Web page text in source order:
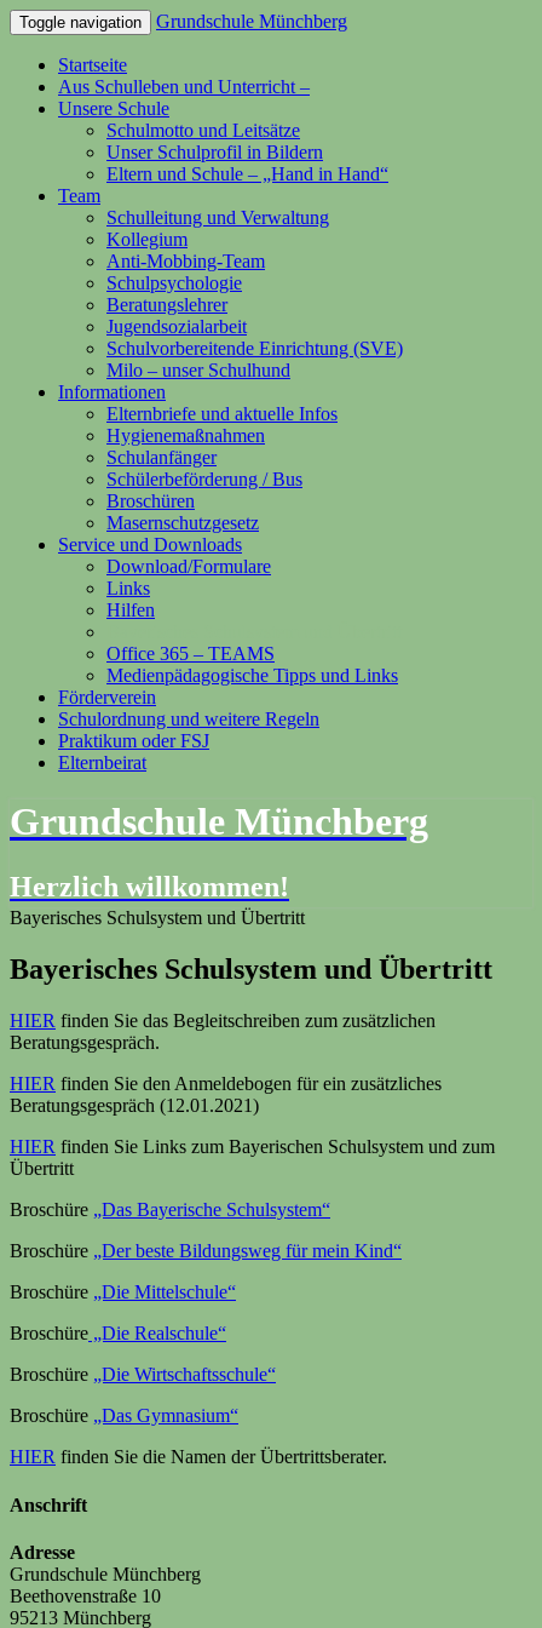
Toggle navigation Grundschule Münchberg
Startseite
Aus Schulleben und Unterricht –
Unsere Schule
Schulmotto und Leitsätze
Unser Schulprofil in Bildern
Eltern und Schule – „Hand in Hand“
Team
Schulleitung und Verwaltung
Kollegium
Anti-Mobbing-Team
Schulpsychologie
Beratungslehrer
Jugendsozialarbeit
Schulvorbereitende Einrichtung (SVE)
Milo – unser Schulhund
Informationen
Elternbriefe und aktuelle Infos
Hygienemaßnahmen
Schulanfänger
Schülerbeförderung / Bus
Broschüren
Masernschutzgesetz
Service und Downloads
Download/Formulare
Links
Hilfen
Office 365 – TEAMS
Medienpädagogische Tipps und Links
Förderverein
Schulordnung und weitere Regeln
Praktikum oder FSJ
Elternbeirat
Grundschule Münchberg
Herzlich willkommen!
Bayerisches Schulsystem und Übertritt
Bayerisches Schulsystem und Übertritt
HIER finden Sie das Begleitschreiben zum zusätzlichen
Beratungsgespräch.
HIER finden Sie den Anmeldebogen für ein zusätzliches
Beratungsgespräch (12.01.2021)
HIER finden Sie Links zum Bayerischen Schulsystem und zum
Übertritt
Broschüre „Das Bayerische Schulsystem“
Broschüre „Der beste Bildungsweg für mein Kind“
Broschüre „Die Mittelschule“
Broschüre „Die Realschule“
Broschüre „Die Wirtschaftsschule“
Broschüre „Das Gymnasium“
HIER finden Sie die Namen der Übertrittsberater.
Anschrift
Adresse
Grundschule Münchberg
Beethovenstraße 10
95213 Münchberg